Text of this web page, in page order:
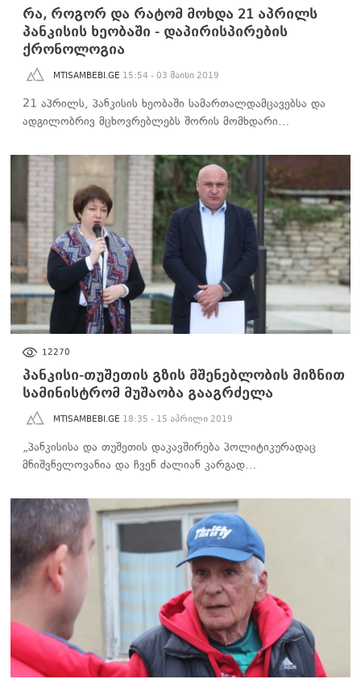
რა, როგორ და რატომ მოხდა 21 აპრილს
პანკისის ხეობაში - დაპირისპირების
ქრონოლოგია
MTISAMBEBI.GE 15:54 - 03 მაისი 2019
21 აპრილს, პანკისის ხეობაში სამართალდამცავებსა და
ადგილობრივ მცხოვრებლებს შორის მომხდარი…
12270
პანკისი-თუშეთის გზის მშენებლობის მიზნით
სამინისტრომ მუშაობა გააგრძელა
MTISAMBEBI.GE 18:35 - 15 აპრილი 2019
„პანკისისა და თუშეთის დაკავშირება პოლიტიკურადაც
მნიშვნელოვანია და ჩვენ ძალიან კარგად…